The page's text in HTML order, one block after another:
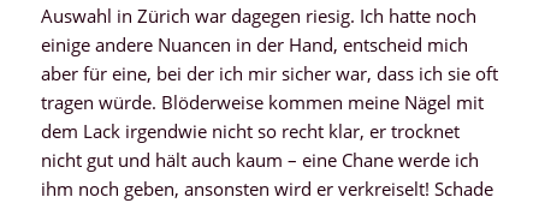
Auswahl in Zürich war dagegen riesig. Ich hatte noch
einige andere Nuancen in der Hand, entscheid mich
aber für eine, bei der ich mir sicher war, dass ich sie oft
tragen würde. Blöderweise kommen meine Nägel mit
dem Lack irgendwie nicht so recht klar, er trocknet
nicht gut und hält auch kaum – eine Chane werde ich
ihm noch geben, ansonsten wird er verkreiselt! Schade